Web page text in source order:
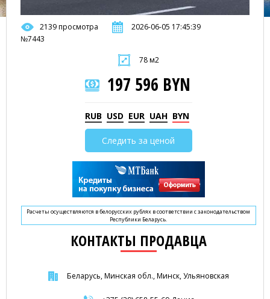
2139 просмотра
2026-06-05 17:45:39
№7443
78 м2
197 596 BYN
RUB USD EUR UAH BYN
Следить за ценой
Расчеты осуществляются в белорусских рублях в соответствии с законодательством
Республики Беларусь.
КОНТАКТЫ ПРОДАВЦА
Беларусь, Минская обл., Минск, Ульяновская